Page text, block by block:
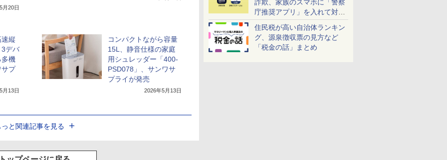
詐欺、家族のスマホに「警察
庁推奨アプリ」を入れて対策
しよう！
住民税が高い自治体ランキン
グ、源泉徴収票の見方など
「税金の話」まとめ
月20日
速縦
3デバ
多機
サプ
月13日
コンパクトながら容量
15L、静音仕様の家庭
用シュレッダー「400-
PSD078」、サンワサ
プライが発売
2026年5月13日
と関連記事を見る